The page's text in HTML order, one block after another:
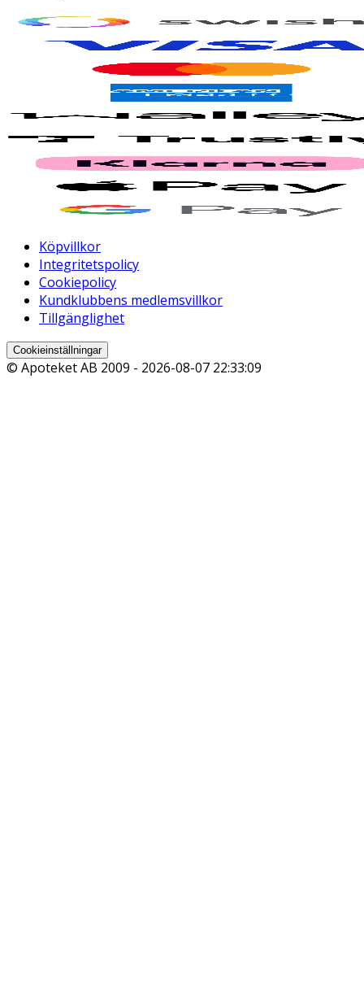
Köpvillkor
Integritetspolicy
Cookiepolicy
Kundklubbens medlemsvillkor
Tillgänglighet
Cookieinställningar
© Apoteket AB 2009 - 2026-08-07 22:33:09